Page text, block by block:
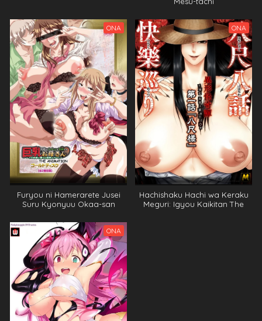
ONA
Furyou ni Hamerarete Jusei
Suru Kyonyuu Okaa-san
ONA
Hachishaku Hachi wa Keraku
Meguri: Igyou Kaikitan The
ONA